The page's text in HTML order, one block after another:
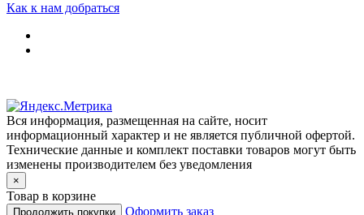
Как к нам добраться
Вся информация, размещенная на сайте, носит
информационный характер и не является публичной офертой.
Технические данные и комплект поставки товаров могут быть
изменены производителем без уведомления
×
Товар в корзине
Продолжить покупки Оформить заказ